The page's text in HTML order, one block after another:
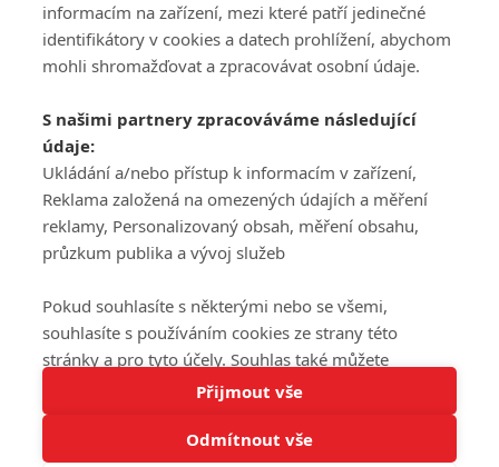
Tato stránka používá soubory cookies.
Rozumím
PŘIHLÁSIT
REGISTROVAT
DISKUZE
Šéfredaktorkou webu jePetr Slavík, e-mailserialy@fandimefilmu.cz
Máte-li zájem o inzerci na našem webu napište nám na e-mail
studio@koncal.com
Ochrana osobních údajů|Zásady používání cookies |Pravidla webu
Upravit nastavení soukromí
© 2016 – 2026 FandimeSerialum.cz / All rights reserved /
informacím na zařízení, mezi které patří jedinečné
identifikátory v cookies a datech prohlížení, abychom
mohli shromažďovat a zpracovávat osobní údaje.
S našimi partnery zpracováváme následující
údaje:
Ukládání a/nebo přístup k informacím v zařízení,
Reklama založená na omezených údajích a měření
reklamy, Personalizovaný obsah, měření obsahu,
průzkum publika a vývoj služeb
Pokud souhlasíte s některými nebo se všemi,
souhlasíte s používáním cookies ze strany této
stránky a pro tyto účely. Souhlas také můžete
odmítnout, ale v takovém případě vám na stránce
nebudou k dispozici některé personalizované funkce.
Vaše volby souhlasu se budou vztahovat pouze na
Přijmout vše
Odmítnout vše